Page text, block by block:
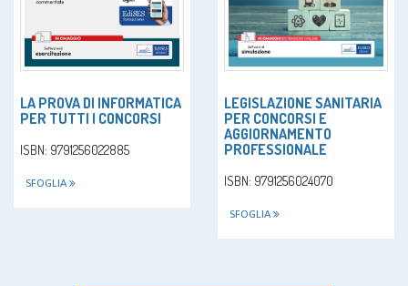
LA PROVA DI INFORMATICA
PER TUTTI I CONCORSI
ISBN: 9791256022885
SFOGLIA
LEGISLAZIONE SANITARIA
PER CONCORSI E
AGGIORNAMENTO
PROFESSIONALE
ISBN: 9791256024070
SFOGLIA